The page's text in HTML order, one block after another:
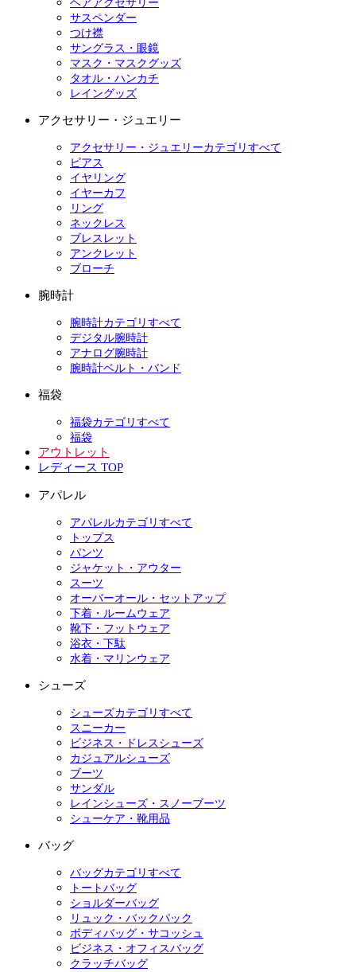
ヘアアクセサリー
サスペンダー
つけ襟
サングラス・眼鏡
マスク・マスクグッズ
タオル・ハンカチ
レイングッズ
アクセサリー・ジュエリー
アクセサリー・ジュエリーカテゴリすべて
ピアス
イヤリング
イヤーカフ
リング
ネックレス
ブレスレット
アンクレット
ブローチ
腕時計
腕時計カテゴリすべて
デジタル腕時計
アナログ腕時計
腕時計ベルト・バンド
福袋
福袋カテゴリすべて
福袋
アウトレット
レディース TOP
アパレル
アパレルカテゴリすべて
トップス
パンツ
ジャケット・アウター
スーツ
オーバーオール・セットアップ
下着・ルームウェア
靴下・フットウェア
浴衣・下駄
水着・マリンウェア
シューズ
シューズカテゴリすべて
スニーカー
ビジネス・ドレスシューズ
カジュアルシューズ
ブーツ
サンダル
レインシューズ・スノーブーツ
シューケア・靴用品
バッグ
バッグカテゴリすべて
トートバッグ
ショルダーバッグ
リュック・バックパック
ボディバッグ・サコッシュ
ビジネス・オフィスバッグ
クラッチバッグ